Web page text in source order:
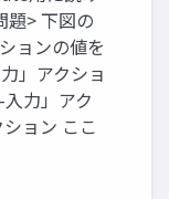
題> 下図の
ョンの値を
」アクショ
力」アク
ョン ここ